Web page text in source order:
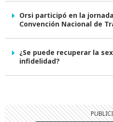
Orsi participó en la
Convención Nacional de
¿Se puede recuperar la
infidelidad?